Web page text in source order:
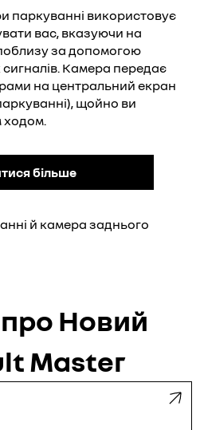
паркуванні використовує
вас, вказуючи на
за допомогою
сигналів. Камера передає
на центральний екран
щойно ви
ходом.
більше
Новий
Master